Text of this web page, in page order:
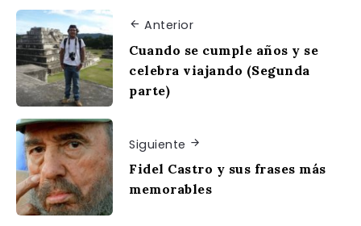
Anterior
Cuando se cumple años y se
celebra viajando (Segunda
parte)
Siguiente
Fidel Castro y sus frases más
memorables